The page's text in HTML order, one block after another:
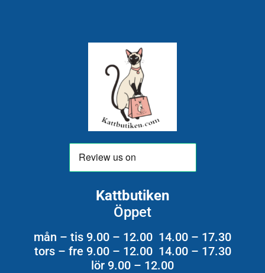
Kattbutiken
Öppet
mån – tis 9.00 – 12.00 14.00 – 17.30
tors – fre 9.00 – 12.00 14.00 – 17.30
lör 9.00 – 12.00